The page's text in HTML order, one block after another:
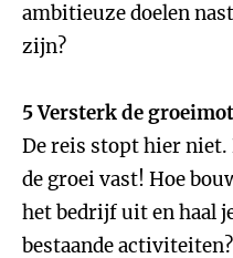
ambitieuze doelen
zijn?
5 Versterk de
De reis stopt hier
de groei vast! Hoe
het bedrijf uit en haal
bestaande